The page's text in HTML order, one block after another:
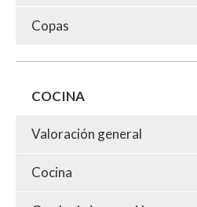
Copas
COCINA
Valoración general
Cocina